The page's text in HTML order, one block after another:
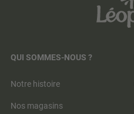
QUI SOMMES-NOUS ?
Notre histoire
Nos magasins